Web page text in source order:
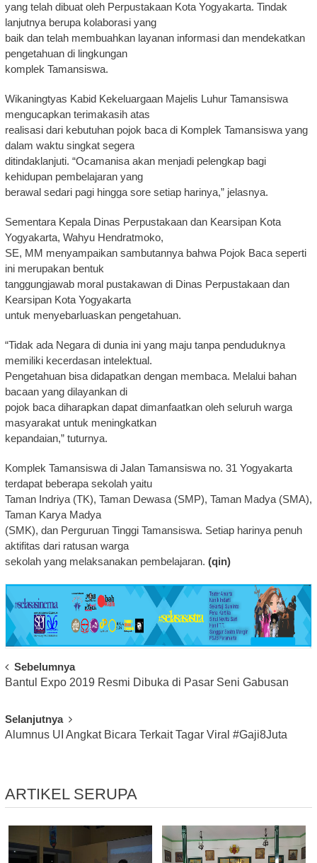
yang telah dibuat oleh Perpustakaan Kota Yogyakarta. Tindak
lanjutnya berupa kolaborasi yang
baik dan telah membuahkan layanan informasi dan mendekatkan
pengetahuan di lingkungan
komplek Tamansiswa.
Wikaningtyas Kabid Kekeluargaan Majelis Luhur Tamansiswa
mengucapkan terimakasih atas
realisasi dari kebutuhan pojok baca di Komplek Tamansiswa yang
dalam waktu singkat segera
ditindaklanjuti. “Ocamanisa akan menjadi pelengkap bagi
kehidupan pembelajaran yang
berawal sedari pagi hingga sore setiap harinya,” jelasnya.
Sementara Kepala Dinas Perpustakaan dan Kearsipan Kota
Yogyakarta, Wahyu Hendratmoko,
SE, MM menyampaikan sambutannya bahwa Pojok Baca seperti
ini merupakan bentuk
tanggungjawab moral pustakawan di Dinas Perpustakaan dan
Kearsipan Kota Yogyakarta
untuk menyebarluaskan pengetahuan.
“Tidak ada Negara di dunia ini yang maju tanpa penduduknya
memiliki kecerdasan intelektual.
Pengetahuan bisa didapatkan dengan membaca. Melalui bahan
bacaan yang dilayankan di
pojok baca diharapkan dapat dimanfaatkan oleh seluruh warga
masyarakat untuk meningkatkan
kepandaian,” tuturnya.
Komplek Tamansiswa di Jalan Tamansiswa no. 31 Yogyakarta
terdapat beberapa sekolah yaitu
Taman Indriya (TK), Taman Dewasa (SMP), Taman Madya (SMA),
Taman Karya Madya
(SMK), dan Perguruan Tinggi Tamansiswa. Setiap harinya penuh
aktifitas dari ratusan warga
sekolah yang melaksanakan pembelajaran. (qin)
Post
Navigation
Sebelumnya
Bantul Expo 2019 Resmi Dibuka di Pasar Seni Gabusan
Selanjutnya
Alumnus UI Angkat Bicara Terkait Tagar Viral #Gaji8Juta
ARTIKEL SERUPA